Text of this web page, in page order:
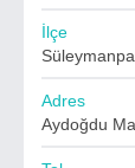
İlçe
Adres
Aydoğdu